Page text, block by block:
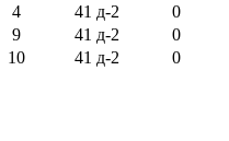
4 41 д-2
0
9 41 д-2
0
10 41 д-2 0